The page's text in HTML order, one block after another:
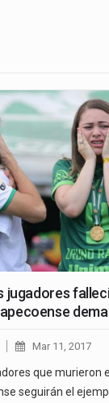
jugadores
Mar 11, 2017
que murieron
seguirán el